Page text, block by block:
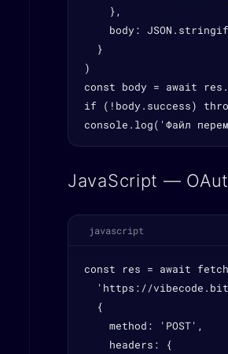
    },
body:
  }
)
const body = await
if (!body.success)
console.log('Файл
JavaScript —
javascript
const res = await
'https://
  {
    method: 'POST',
    headers: {